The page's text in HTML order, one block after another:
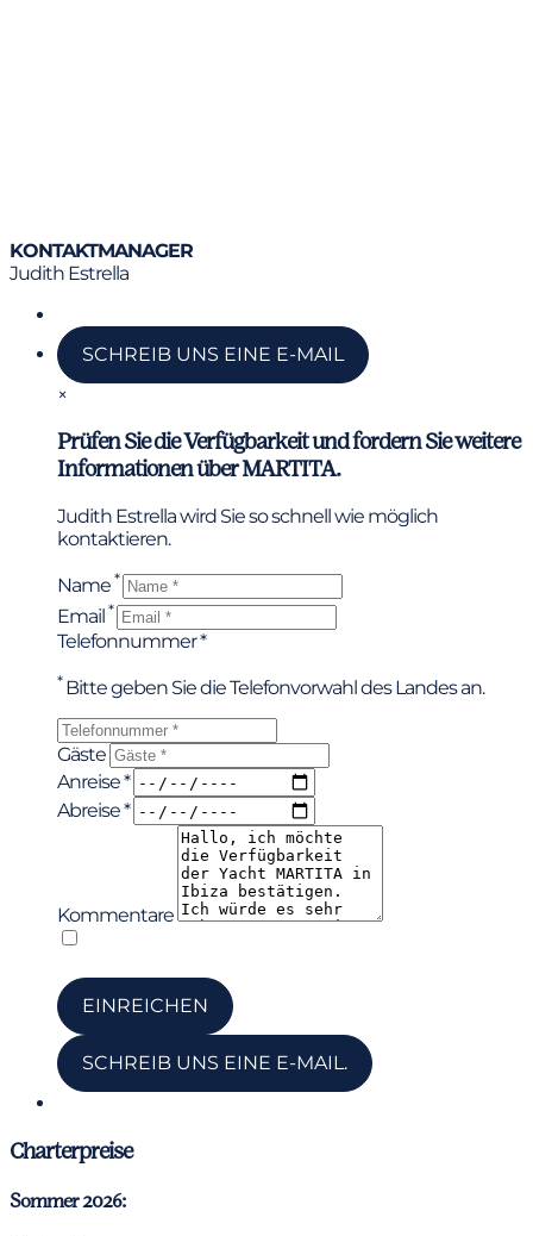
KONTAKTMANAGER
Judith Estrella
SCHREIB UNS EINE E-MAIL
×
Prüfen Sie die Verfügbarkeit und fordern Sie weitere
Informationen über MARTITA.
Judith Estrella wird Sie so schnell wie möglich
kontaktieren.
Name*
Email*
Telefonnummer *
*Bitte geben Sie die Telefonvorwahl des Landes an.
Gäste
Anreise *
Abreise *
Kommentare
EINREICHEN
SCHREIB UNS EINE E-MAIL.
Charterpreise
Sommer 2026: